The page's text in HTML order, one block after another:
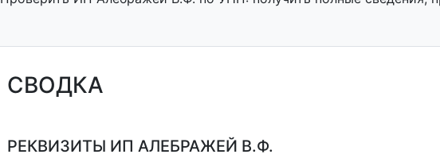
СВОДКА
РЕКВИЗИТЫ ИП АЛЕБРАЖЕЙ В.Ф.